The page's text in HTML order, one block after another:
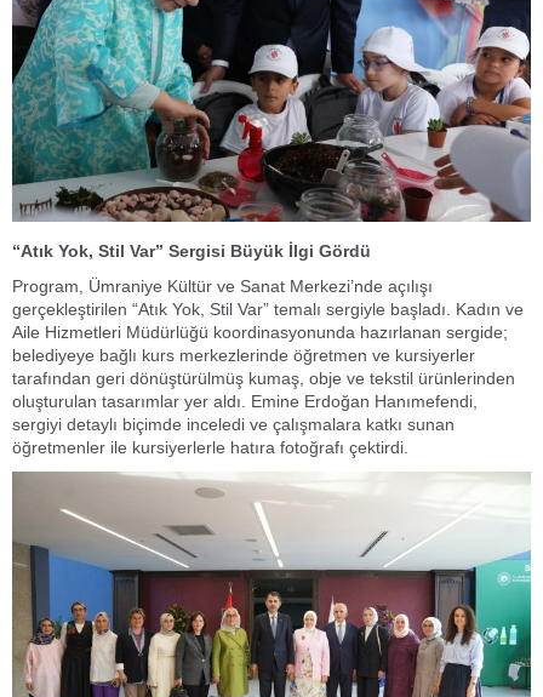
“Atık Yok, Stil Var” Sergisi Büyük İlgi Gördü
Program, Ümraniye Kültür ve Sanat Merkezi’nde açılışı
gerçekleştirilen “Atık Yok, Stil Var” temalı sergiyle başladı. Kadın ve
Aile Hizmetleri Müdürlüğü koordinasyonunda hazırlanan sergide;
belediyeye bağlı kurs merkezlerinde öğretmen ve kursiyerler
tarafından geri dönüştürülmüş kumaş, obje ve tekstil ürünlerinden
oluşturulan tasarımlar yer aldı. Emine Erdoğan Hanımefendi,
sergiyi detaylı biçimde inceledi ve çalışmalara katkı sunan
öğretmenler ile kursiyerlerle hatıra fotoğrafı çektirdi.